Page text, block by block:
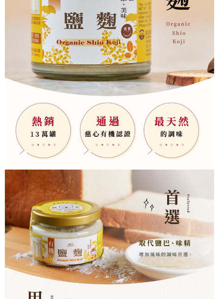
４．使用「AFTEE先享後付」時，將依據個別帳號之用戶狀況，依本公司即
時審查核予不同之上限額度；若仍有額度不足之情形，本公司將視審查結果
請求用戶進行身份認證。
５．嚴禁一人註冊多個帳號或使用他人資訊註冊。若發現惡意使用之情形，
恩沛科技股份有限公司將有權停止該用戶之使用額度並採取法律行動。